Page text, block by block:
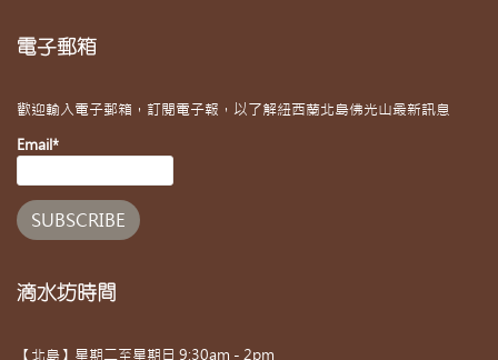
電子郵箱
歡迎輸入電子郵箱，訂閱電子報，以了解紐西蘭北島佛光山最新訊息
Email*
滴水坊時間
【北島】星期二至星期日 9:30am - 2pm